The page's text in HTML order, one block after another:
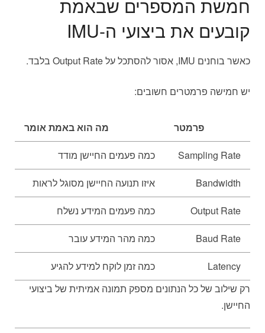
חמשת המספרים שבאמת
קובעים את ביצועי ה-IMU
כאשר בוחנים IMU, אסור להסתכל על Output Rate בלבד.
יש חמישה פרמטרים חשובים:
פרמטר מה הוא באמת אומר
Sampling Rate כמה פעמים החיישן מודד
Bandwidth איזו תנועה החיישן מסוגל לראות
Output Rate כמה פעמים המידע נשלח
Baud Rate כמה מהר המידע עובר
Latency
כמה זמן לוקח למידע להגיע
רק שילוב של כל הנתונים מספק תמונה אמיתית של ביצועי
החיישן.